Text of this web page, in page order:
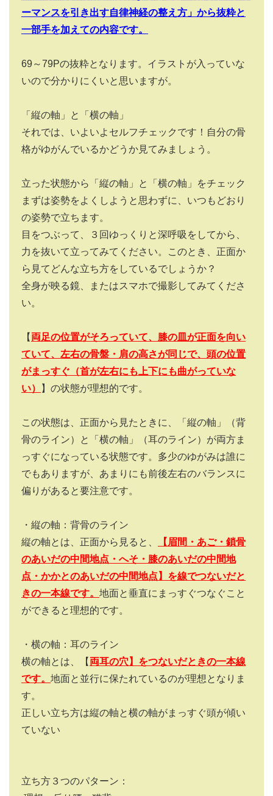
ーマンスを引き出す自律神経の整え方」から抜粋と
一部手を加えての内容です。
69～79Pの抜粋となります。イラストが入っていな
いので分かりにくいと思いますが。
「縦の軸」と「横の軸」
それでは、いよいよセルフチェックです！自分の骨
格がゆがんでいるかどうか見てみましょう。
立った状態から「縦の軸」と「横の軸」をチェック
まずは姿勢をよくしようと思わずに、いつもどおり
の姿勢で立ちます。
目をつぶって、３回ゆっくりと深呼吸をしてから、
力を抜いて立ってみてください。このとき、正面か
ら見てどんな立ち方をしているでしょうか？
全身が映る鏡、またはスマホで撮影してみてくださ
い。
【 両足の位置がそろっていて、膝の皿が正面を向い
ていて、左右の骨盤・肩の高さが同じで、頭の位置
がまっすぐ（首が左右にも上下にも曲がっていな
い）
】の状態が理想的です。
この状態は、正面から見たときに、「縦の軸」（背
骨のライン）と「横の軸」（耳のライン）が両方ま
っすぐになっている状態です。多少のゆがみは誰に
でもありますが、あまりにも前後左右のバランスに
偏りがあると要注意です。
・縦の軸：背骨のライン
縦の軸とは、正面から見ると、
【眉間・あご・鎖骨
のあいだの中間地点・へそ・膝のあいだの中間地
点・かかとのあいだの中間地点】 を線でつないだと
きの一本線です。 地面と垂直にまっすぐつなぐこと
ができると理想的です。
・横の軸：耳のライン
横の軸とは、【 両耳の穴】をつないだときの一本線
です。 地面と並行に保たれているのが理想となりま
す。
正しい立ち方は縦の軸と横の軸がまっすぐ頭が傾い
ていない
立ち方３つのパターン：